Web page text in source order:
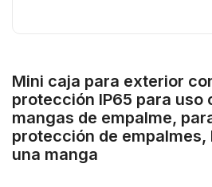
Mini caja para exterior
protección IP65 para uso
mangas de empalme,
protección de empalmes,
una manga